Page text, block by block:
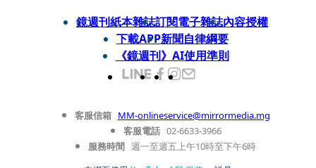
鏡週刊紙本雜誌訂閱電子雜誌內容授權
下載APP新聞自律綱要
《鏡週刊》AI使用準則
客服信箱 MM-onlineservice@mirrormedia.mg
客服電話 02-6633-3966
服務時間 週一至週五上午10時至下午6時